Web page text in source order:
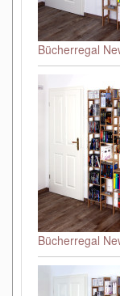
Bücherregal
Bücherregal